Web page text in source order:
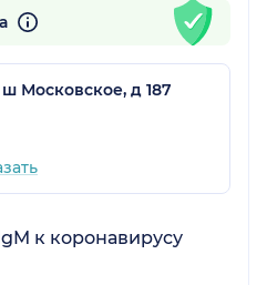
Московское, д 187
к коронавирусу